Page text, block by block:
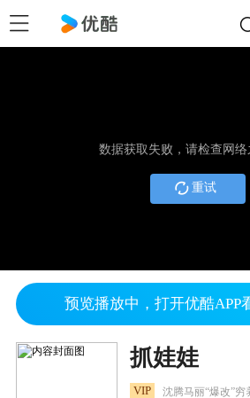
数据获取失败，请检查网
重试
预览播放中，打开优酷APP
抓娃娃
VIP 沈腾马丽“爆改”穷